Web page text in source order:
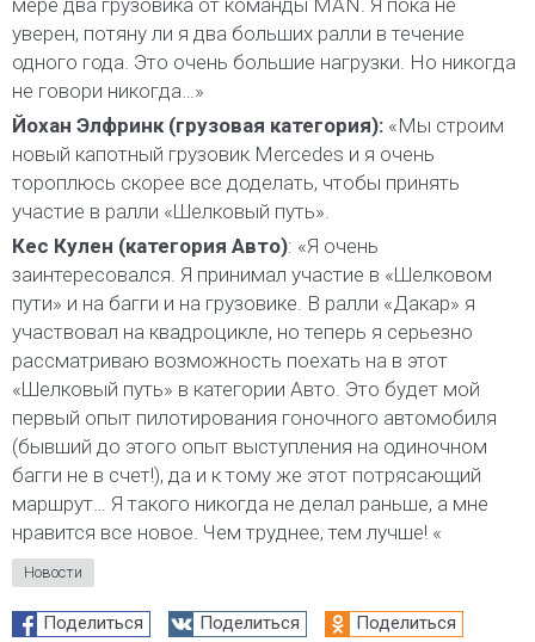
уверен, потяну ли я два больших ралли в течение
одного года. Это очень большие нагрузки. Но никогда
не говори никогда…»
Йохан Элфринк (грузовая категория): «Мы строим
новый капотный грузовик Mercedes и я очень
тороплюсь скорее все доделать, чтобы принять
участие в ралли «Шелковый путь».
Кес Кулен (категория Авто): «Я очень
заинтересовался. Я принимал участие в «Шелковом
пути» и на багги и на грузовике. В ралли «Дакар» я
участвовал на квадроцикле, но теперь я серьезно
рассматриваю возможность поехать на в этот
«Шелковый путь» в категории Авто. Это будет мой
первый опыт пилотирования гоночного автомобиля
(бывший до этого опыт выступления на одиночном
багги не в счет!), да и к тому же этот потрясающий
маршрут… Я такого никогда не делал раньше, а мне
нравится все новое. Чем труднее, тем лучше! «
Новости
Поделиться Поделиться
Поделиться